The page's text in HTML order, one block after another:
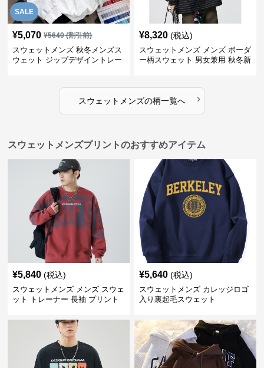
SALE
¥5,070 ¥5640(割引前)
スウェットメンズ 秋冬メンズス
ウェット ジップデザイントレー
¥8,320 (税込)
スウェットメンズ メンズ ボーダ
ー柄スウェット 男女兼用 秋冬新
スウェットメンズの柄一覧へ ›
スウェットメンズプリントのおすすめアイテム
¥5,840 (税込)
スウェットメンズ メンズ スウェ
ット トレーナー 長袖 プリント
¥5,640 (税込)
スウェットメンズ カレッジロゴ
入り裏起毛スウェット